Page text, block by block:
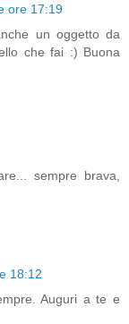
ore 17:19
un oggetto da
che fai :) Buona
sempre brava,
18:12
Auguri a te e